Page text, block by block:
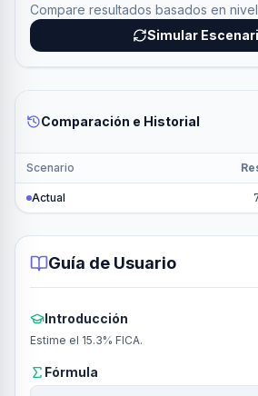
Compare resultados basados en
Simular
Comparación e Historial
Scenario
Actual
Guía de Usuario
Introducción
Estime el 15.3% FICA.
Fórmula